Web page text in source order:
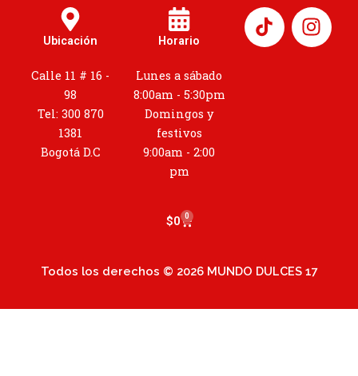
Ubicación
Calle 11 # 16 -
98
Tel: 300 870
1381
Bogotá D.C
Horario
Lunes a sábado
8:00am - 5:30pm
Domingos y
festivos
9:00am - 2:00
pm
I
n
s
$0 0
Cart
Todos los derechos © 2026 MUNDO DULCES 17